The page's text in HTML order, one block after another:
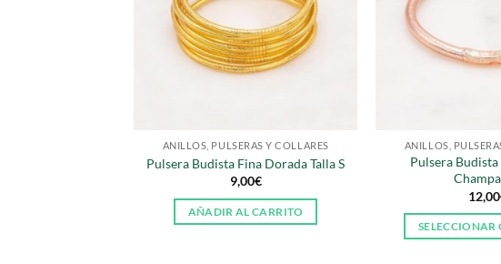
ANILLOS, PULSERAS Y COLLARES
Pulsera Budista Fina Dorada Talla S
9,00€
AÑADIR AL CARRITO
ANILLOS,
Pulsera
12,00
SELECCIONAR